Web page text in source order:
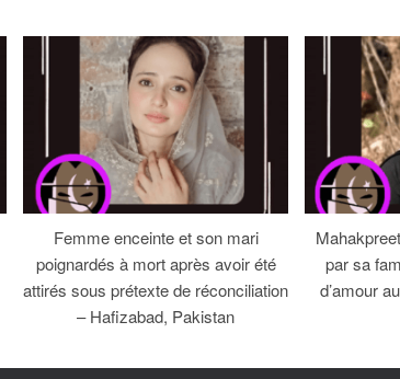
Femme enceinte et son mari
poignardés à mort après avoir été
attirés sous prétexte de réconciliation
– Hafizabad, Pakistan
par sa
d’amour